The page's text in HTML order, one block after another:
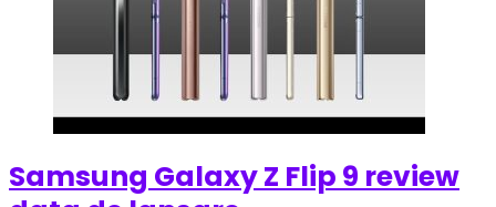
Samsung Galaxy Z Flip 9 review